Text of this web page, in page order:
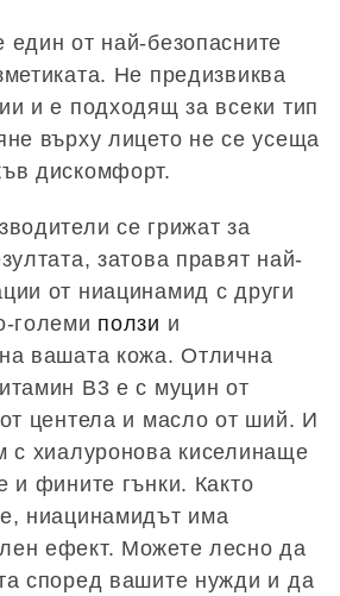
един от най-безопасните
Не предизвиква
и е подходящ за всеки тип
върху лицето не се усеща
дискомфорт.
се грижат за
затова правят най-
от ниацинамид с други
големи ползи и
вашата кожа. Отлична
B3 е с муцин от
центела и масло от ший. И
с хиалуронова киселинаще
и фините гънки. Както
ниацинамидът има
ефект. Можете лесно да
според вашите нужди и да